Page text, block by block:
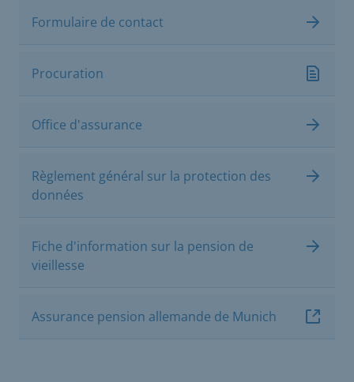
Formulaire de contact
Procuration
Office d'assurance
Règlement général sur la protection des
données
Fiche d'information sur la pension de
vieillesse
Assurance pension allemande de Munich